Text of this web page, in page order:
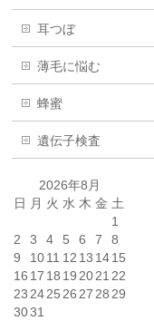
耳つぼ
薄毛に悩む
蜂蜜
遺伝子検査
2026年8月
日 月 火 水 木 金 土
1
2
3 4 5 6 7
8
9
1011 12 13 1415
16 17 18 19 2021 22
23 2425 26 27 28 29
3031